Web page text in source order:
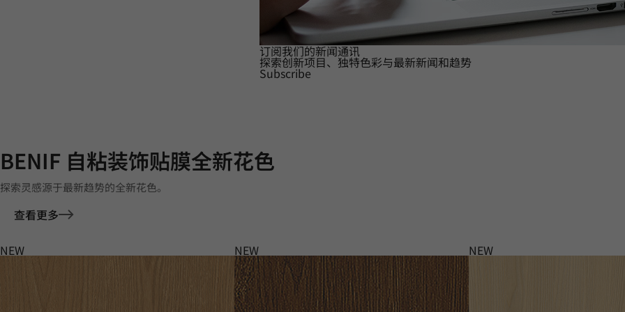
订阅我们的新闻通讯
探索创新项目、独特色彩与最新新闻和趋势
Subscribe
BENIF 自粘装饰贴膜全新花色
探索灵感源于最新趋势的全新花色。
查看更多
NEW NEW NEW